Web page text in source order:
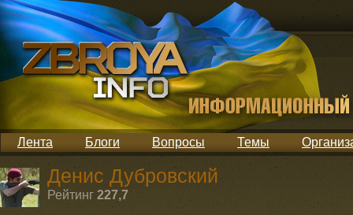
Лента Блоги Вопросы Темы
Денис Дубровский
Рейтинг 227,7